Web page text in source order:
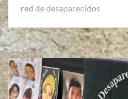
red de desaparecidos